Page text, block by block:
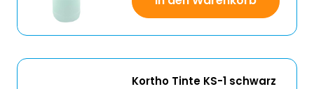
Kortho Tinte KS-1 schwarz